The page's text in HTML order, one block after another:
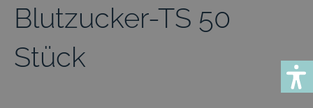
Blutzucker-TS 50
Stück